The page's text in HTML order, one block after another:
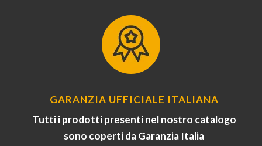
GARANZIA UFFICIALE ITALIANA
Tutti i prodotti presenti nel nostro catalogo
sono coperti da Garanzia Italia